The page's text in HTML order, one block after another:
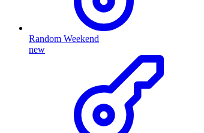
Random Weekend
new